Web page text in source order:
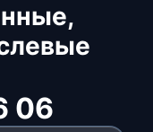
06